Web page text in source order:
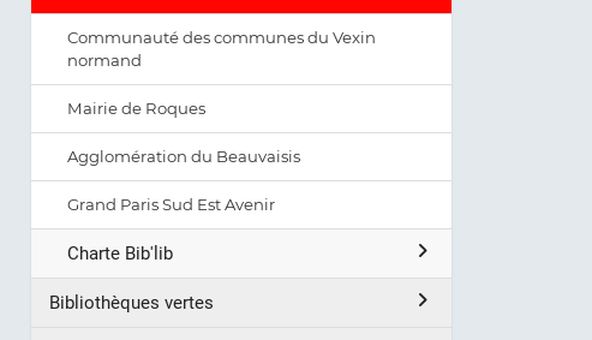
Communauté des communes du Vexin
normand
Mairie de Roques
Agglomération du Beauvaisis
Grand Paris Sud Est Avenir
Charte Bib'lib
Bibliothèques vertes